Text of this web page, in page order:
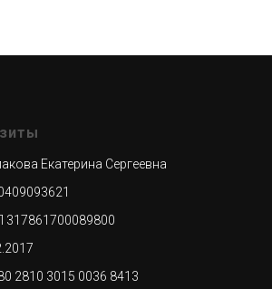
Екатерина Сергеевна
2810 3015 0036 8413